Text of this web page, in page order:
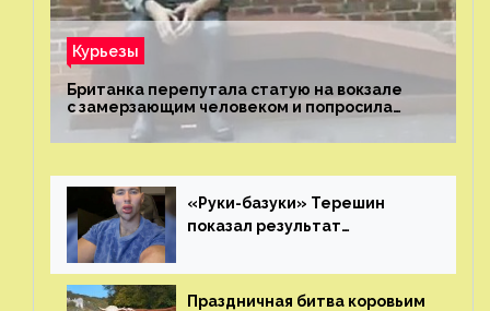
Курьезы
Британка перепутала статую на вокзале
с замерзающим человеком и попросила
о помощи
«Руки-базуки» Терешин
показал результат
Праздничная битва коровьим